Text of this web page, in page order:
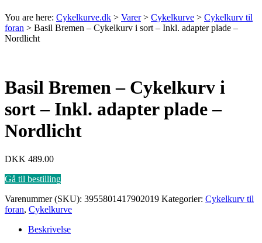
You are here: Cykelkurve.dk > Varer> Cykelkurve > Cykelkurv til
foran > Basil Bremen – Cykelkurv i sort – Inkl. adapter plade –
Nordlicht
Basil Bremen – Cykelkurv i
sort – Inkl. adapter plade –
Nordlicht
DKK 489.00
Gå til bestilling
Varenummer (SKU): 3955801417902019 Kategorier: Cykelkurv til
foran, Cykelkurve
Beskrivelse